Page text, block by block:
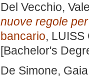
Del Vecchio,
nuove regole
bancario,
[Bachelor's
De Simone, Gaia